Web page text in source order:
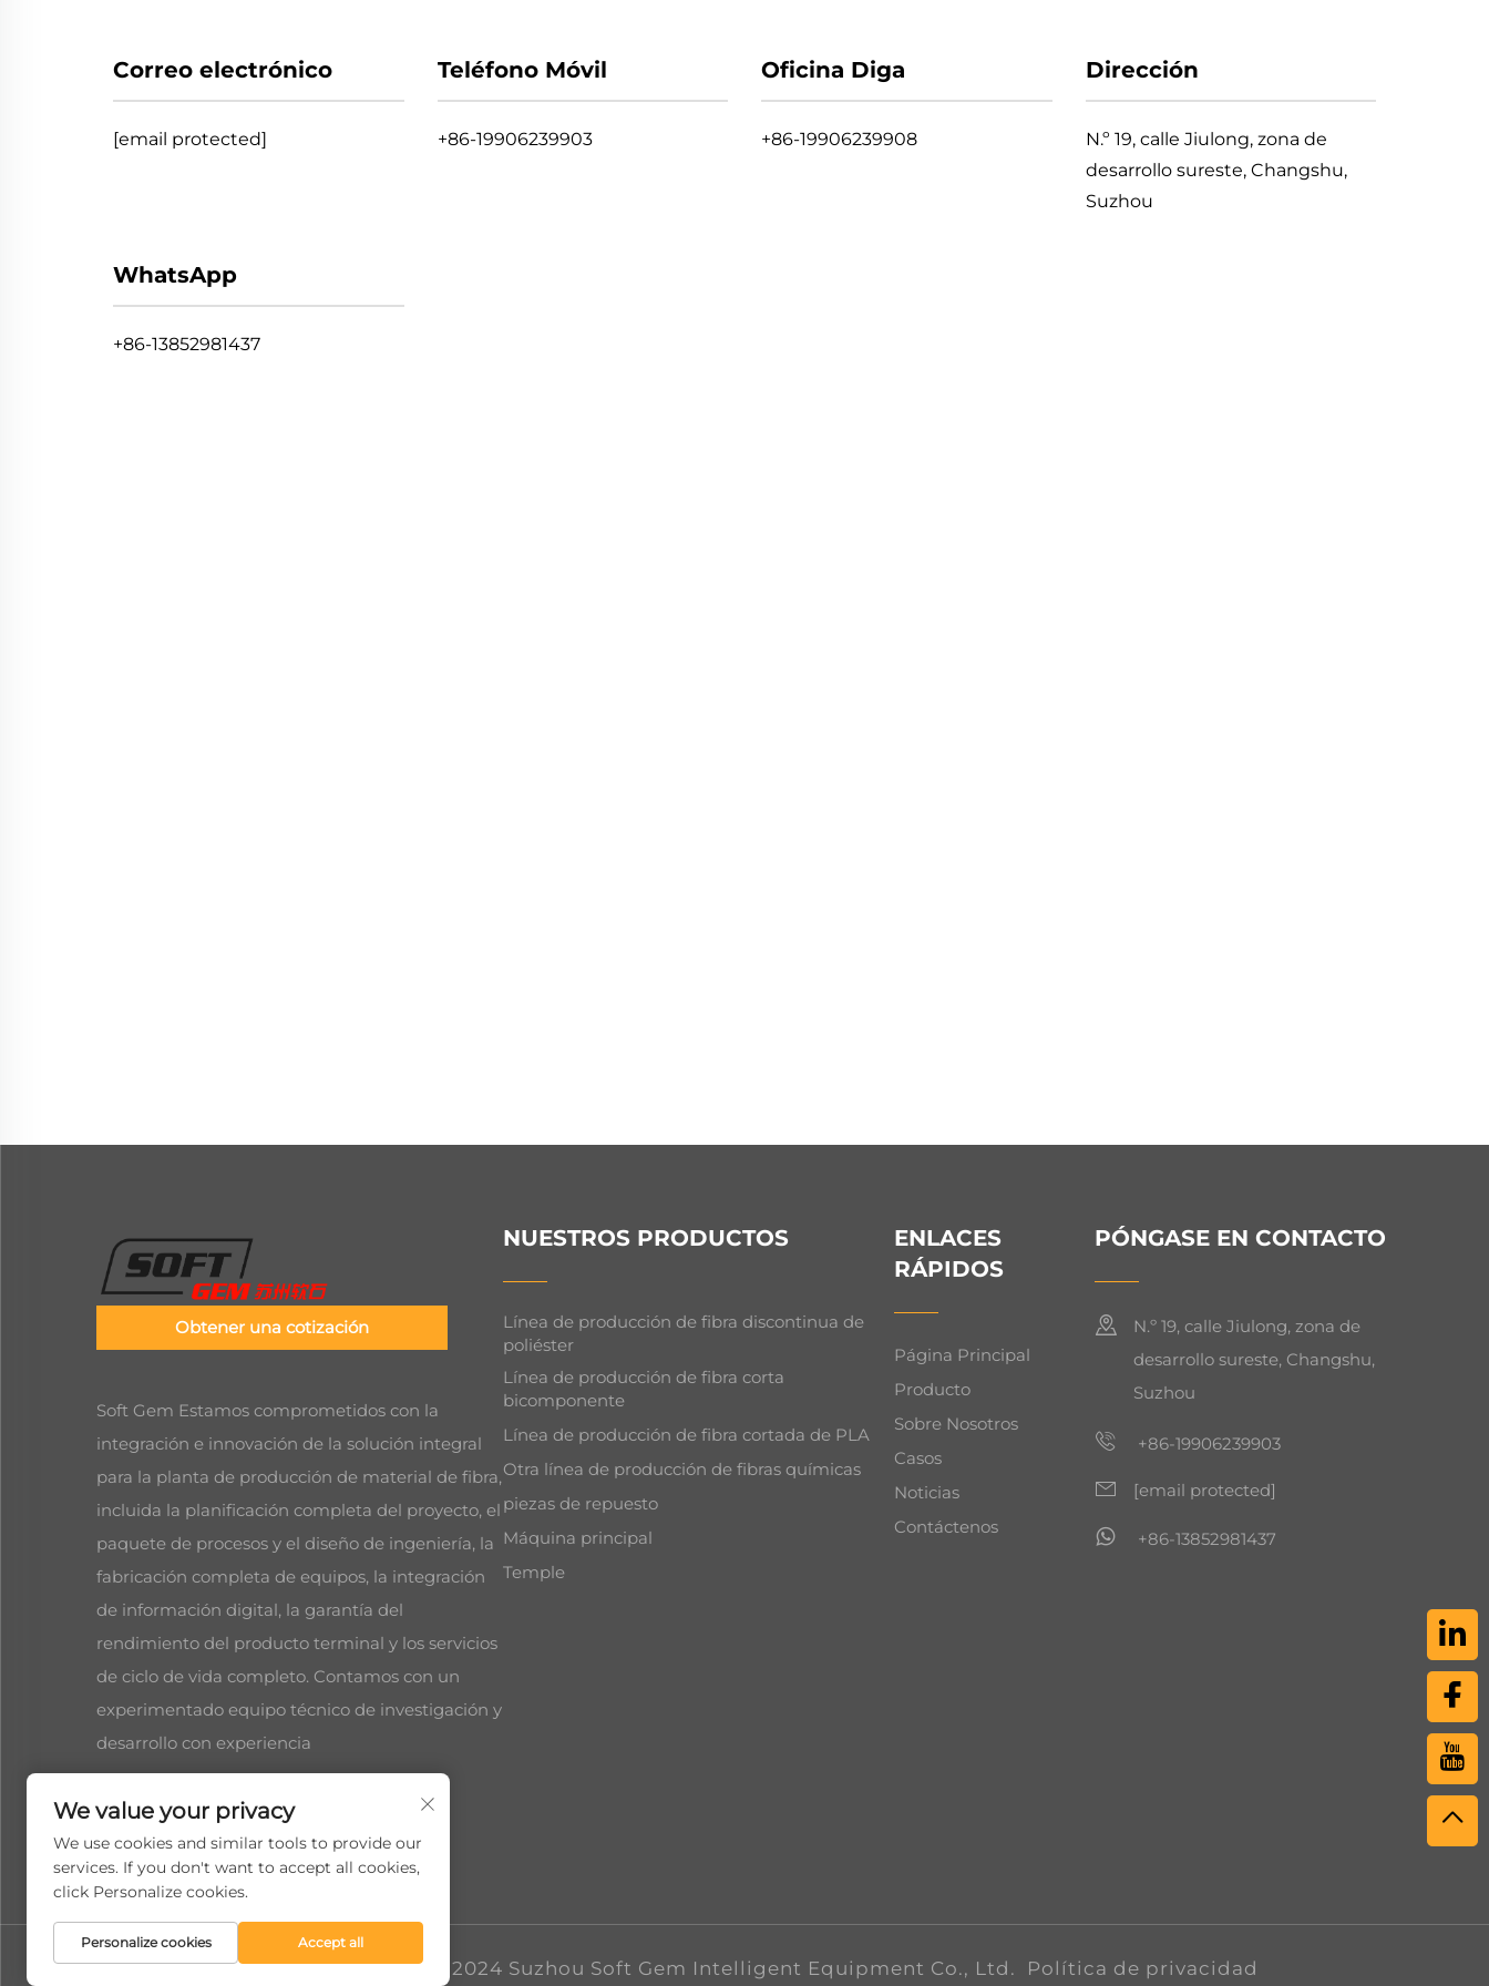
Correo electrónico
[email protected]
Teléfono Móvil
+86-19906239903
Oficina Diga
+86-19906239908
Dirección
N.º 19, calle Jiulong, zona de
desarrollo sureste, Changshu,
Suzhou
WhatsApp
+86-13852981437
Obtener una cotización
Soft Gem Estamos comprometidos con la
integración e innovación de la solución integral
para la planta de producción de material de fibra,
incluida la planificación completa del proyecto, el
paquete de procesos y el diseño de ingeniería, la
fabricación completa de equipos, la integración
de información digital, la garantía del
rendimiento del producto terminal y los servicios
de ciclo de vida completo. Contamos con un
experimentado equipo técnico de investigación y
desarrollo con experiencia
NUESTROS PRODUCTOS
Línea de producción de fibra discontinua de
poliéster
Línea de producción de fibra corta
bicomponente
Línea de producción de fibra cortada de PLA
Otra línea de producción de fibras químicas
piezas de repuesto
Máquina principal
Temple
ENLACES
RÁPIDOS
Página Principal
Producto
Sobre Nosotros
Casos
Noticias
Contáctenos
PÓNGASE EN CONTACTO
N.º 19, calle Jiulong, zona de
desarrollo sureste, Changshu,
Suzhou
+86-19906239903
[email protected]
+86-13852981437
Derechos de autor © 2024 Suzhou Soft Gem Intelligent Equipment Co., Ltd. Política de privacidad
We value your privacy
We use cookies and similar tools to provide our
services. If you don't want to accept all cookies,
click Personalize cookies.
Personalize cookies Accept all